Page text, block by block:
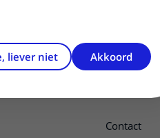
Contact
liever niet Akkoord